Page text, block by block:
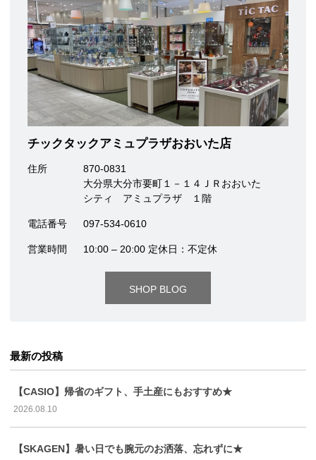
チックタックアミュプラザおおいた店
住所
870-0831
大分県大分市要町１－１４ＪＲおおいた
シティ アミュプラザ １階
電話番号 097-534-0610
営業時間 10:00 – 20:00 定休日：不定休
SHOP BLOG
最新の投稿
【CASIO】帰省のギフト、手土産にもおすすめ★
2026.08.10
【SKAGEN】暑い日でも腕元のお洒落、忘れずに★